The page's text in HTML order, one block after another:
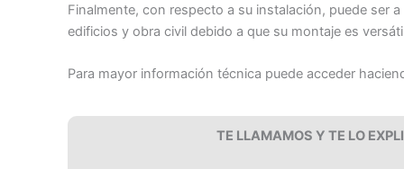
Finalmente, con respecto a su instalación, puede ser
edificios y obra civil debido a que su montaje es
Para mayor información técnica puede acceder
TE LLAMAMOS Y TE LO